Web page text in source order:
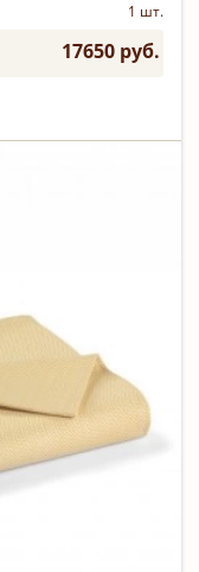
1 шт.
17650 руб.